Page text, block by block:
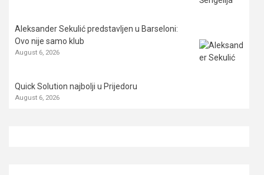
Aleksander Sekulić predstavljen u Barseloni:
Ovo nije samo klub
August 6, 2026
Quick Solution najbolji u Prijedoru
August 6, 2026